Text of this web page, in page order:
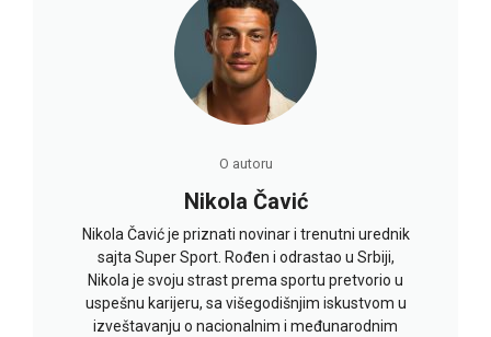
O autoru
Nikola Čavić
Nikola Čavić je priznati novinar i trenutni urednik
sajta Super Sport. Rođen i odrastao u Srbiji,
Nikola je svoju strast prema sportu pretvorio u
uspešnu karijeru, sa višegodišnjim iskustvom u
izveštavanju o nacionalnim i međunarodnim